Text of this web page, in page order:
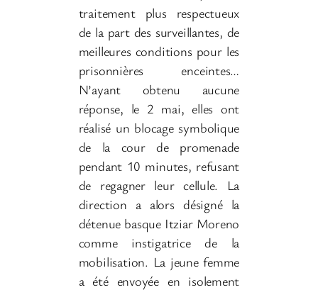
traitement plus respectueux
de la part des surveillantes, de
meilleures conditions pour les
prisonnières enceintes…
N’ayant obtenu aucune
réponse, le 2 mai, elles ont
réalisé un blocage symbolique
de la cour de promenade
pendant 10 minutes, refusant
de regagner leur cellule. La
direction a alors désigné la
détenue basque Itziar Moreno
comme instigatrice de la
mobilisation. La jeune femme
a été envoyée en isolement